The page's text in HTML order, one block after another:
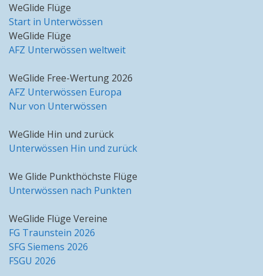
WeGlide Flüge
Start in Unterwössen
WeGlide Flüge
AFZ Unterwössen weltweit
WeGlide Free-Wertung 2026
AFZ Unterwössen Europa
Nur von Unterwössen
WeGlide Hin und zurück
Unterwössen Hin und zurück
We Glide Punkthöchste Flüge
Unterwössen nach Punkten
WeGlide Flüge Vereine
FG Traunstein 2026
SFG Siemens 2026
FSGU 2026